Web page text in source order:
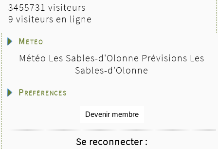
3455731 visiteurs
9 visiteurs en ligne
Météo
Météo Les Sables-d'Olonne Prévisions Les
Sables-d'Olonne
Préférences
Devenir membre
Se reconnecter :